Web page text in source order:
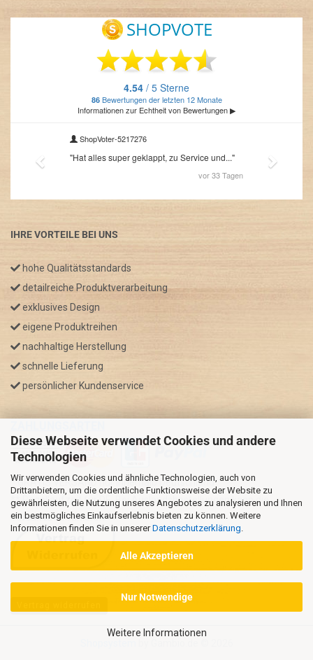
Diese Webseite verwendet Cookies und andere
Technologien
Wir verwenden Cookies und ähnliche Technologien, auch von
Drittanbietern, um die ordentliche Funktionsweise der Website zu
gewährleisten, die Nutzung unseres Angebotes zu analysieren und Ihnen
ein bestmögliches Einkaufserlebnis bieten zu können. Weitere
Informationen finden Sie in unsererDatenschutzerklärung
Alle Akzeptieren
Nur Notwendige
Weitere Informationen
IHRE VORTEILE BEI UNS
hohe Qualitätsstandards
detailreiche Produktverarbeitung
exklusives Design
eigene Produktreihen
nachhaltige Herstellung
schnelle Lieferung
persönlicher Kundenservice
* GRATIS VERSAND nur innerhalb Deutschland
** Regellaufzeit für DE, Bei Auslandsbestellungen kann die
Versandzeit variieren.